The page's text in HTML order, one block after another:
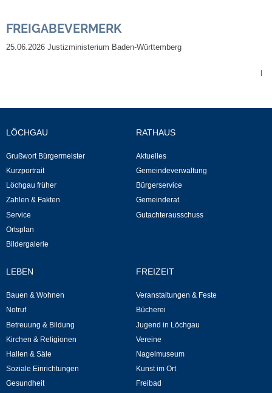
Kirchen & Religionen
Katholische Kirchengemeinde
Hallen & Säle
Gemeindehalle
Sporthalle Greuth
Hallen- und Raumreservierung
Soziale Einrichtungen
Gesundheit
Freizeit
FREIGABEVERMERK
25.06.2026 Justizministerium Baden-Württemberg
|
LÖCHGAU
Grußwort Bürgermeister
Kurzportrait
Löchgau früher
Zahlen & Fakten
Service
Ortsplan
Bildergalerie
RATHAUS
Aktuelles
Gemeindeverwaltung
Bürgerservice
Gemeinderat
Gutachterausschuss
LEBEN
Bauen & Wohnen
Notruf
Betreuung & Bildung
Kirchen & Religionen
Hallen & Säle
Soziale Einrichtungen
Gesundheit
FREIZEIT
Veranstaltungen & Feste
Bücherei
Jugend in Löchgau
Vereine
Nagelmuseum
Kunst im Ort
Freibad